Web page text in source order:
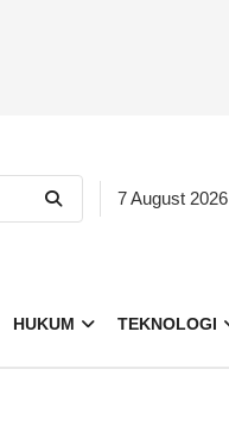
7 August 2026
HUKUM TEKNOLOGI